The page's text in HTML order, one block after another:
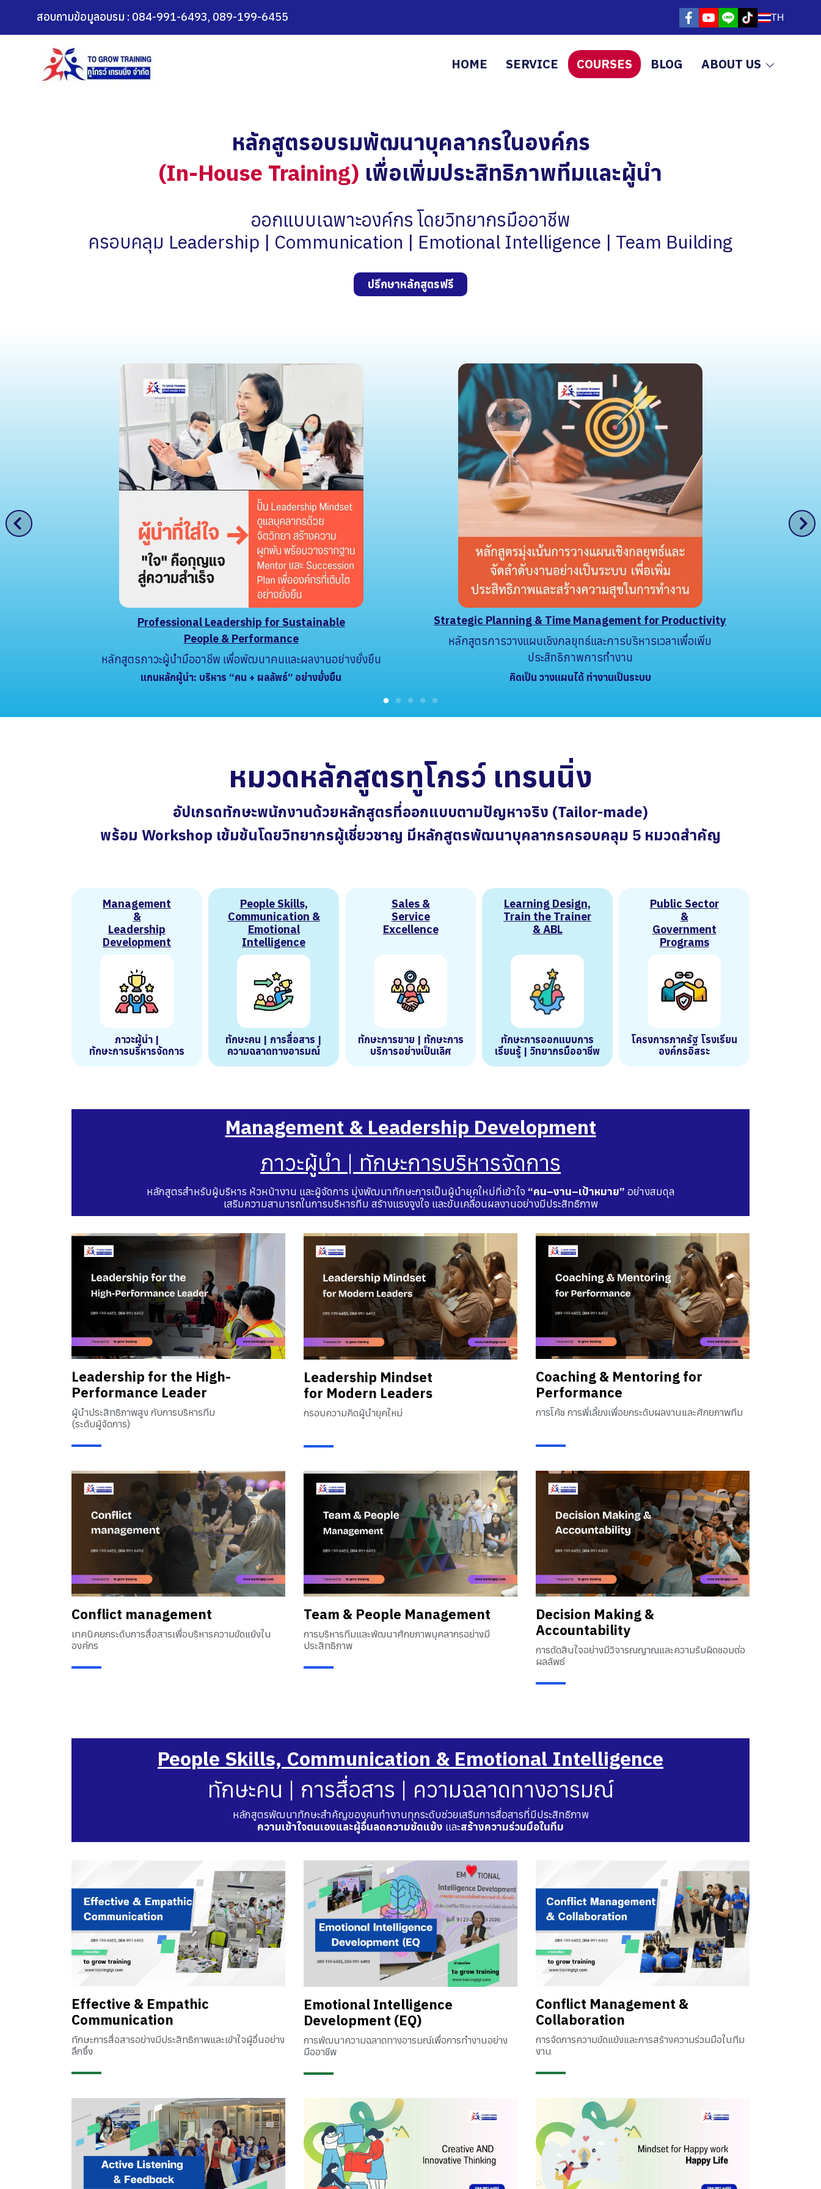
สอบถามข้อมูลอบรม : 084-991-6493, 089-199-6455 TH
HOME SERVICE COURSES BLOG ABOUT US
หลักสูตรอบรมพัฒนาบุคลากรในองค์กร
(In-House Training) เพื่อเพิ่มประสิทธิภาพทีมและผู้นำ
ออกแบบเฉพาะองค์กร โดยวิทยากรมืออาชีพ
ครอบคลุม Leadership | Communication | Emotional Intelligence | Team Building
ปรึกษาหลักสูตรฟรี
Professional Leadership for Sustainable
People & Performance
หลักสูตรภาวะผู้นำมืออาชีพ เพื่อพัฒนาคนและผลงานอย่างยั่งยืน
แกนหลักผู้นำ: บริหาร “คน + ผลลัพธ์” อย่างยั่งยืน
Strategic Planning & Time Management for Productivity
หลักสูตรการวางแผนเชิงกลยุทธ์และการบริหารเวลาเพื่อเพิ่ม
ประสิทธิภาพการทำงาน
คิดเป็น วางแผนได้ ทำงานเป็นระบบ
หมวดหลักสูตรทูโกรว์ เทรนนิ่ง
อัปเกรดทักษะพนักงานด้วยหลักสูตรที่ออกแบบตามปัญหาจริง (Tailor-made)
พร้อม Workshop เข้มข้นโดยวิทยากรผู้เชี่ยวชาญ มีหลักสูตรพัฒนาบุคลากรครอบคลุม 5 หมวดสำคัญ
Management
&
Leadership
Development
ภาวะผู้นำ |
ทักษะการบริหารจัดการ
People Skills,
Communication &
Emotional
Intelligence
ทักษะคน | การสื่อสาร |
ความฉลาดทางอารมณ์
Sales &
Service
Excellence
ทักษะการขาย | ทักษะการ
บริการอย่างเป็นเลิศ
Learning Design,
Train the Trainer
& ABL
ทักษะการออกแบบการ
เรียนรู้ | วิทยากรมืออาชีพ
Public Sector
&
Government
Programs
โครงการภาครัฐ โรงเรียน
องค์กรอิสระ
Management & Leadership Development
ภาวะผู้นำ | ทักษะการบริหารจัดการ
หลักสูตรสำหรับผู้บริหาร หัวหน้างาน และผู้จัดการ มุ่งพัฒนาทักษะการเป็นผู้นำยุคใหม่ที่เข้าใจ “คน–งาน–เป้าหมาย” อย่างสมดุล
เสริมความสามารถในการบริหารทีม สร้างแรงจูงใจ และขับเคลื่อนผลงานอย่างมีประสิทธิภาพ
Leadership for the High-
Performance Leader
ผู้นำประสิทธิภาพสูง กับการบริหารทีม
(ระดับผู้จัดการ)
Leadership Mindset
for Modern Leaders
กรอบความคิดผู้นำยุคใหม่
Coaching & Mentoring for
Performance
การโค้ช การพี่เลี้ยงเพื่อยกระดับผลงานและศักยภาพทีม
Conflict management
เทคนิคยกระดับการสื่อสารเพื่อบริหารความขัดแย้งใน
องค์กร
Team & People Management
การบริหารทีมและพัฒนาศักยภาพบุคลากรอย่างมี
ประสิทธิภาพ
Decision Making &
Accountability
การตัดสินใจอย่างมีวิจารณญาณและความรับผิดชอบต่อ
ผลลัพธ์
People Skills, Communication & Emotional Intelligence
ทักษะคน | การสื่อสาร | ความฉลาดทางอารมณ์
หลักสูตรพัฒนาทักษะสำคัญของคนทำงานทุกระดับช่วยเสริมการสื่อสารที่มีประสิทธิภาพ
ความเข้าใจตนเองและผู้อื่นลดความขัดแย้ง และสร้างความร่วมมือในทีม
Effective & Empathic
Communication
ทักษะการสื่อสารอย่างมีประสิทธิภาพและเข้าใจผู้อื่นอย่าง
ลึกซึ้ง
Emotional Intelligence
Development (EQ)
การพัฒนาความฉลาดทางอารมณ์เพื่อการทำงานอย่าง
มืออาชีพ
Conflict Management &
Collaboration
การจัดการความขัดแย้งและการสร้างความร่วมมือในทีม
งาน